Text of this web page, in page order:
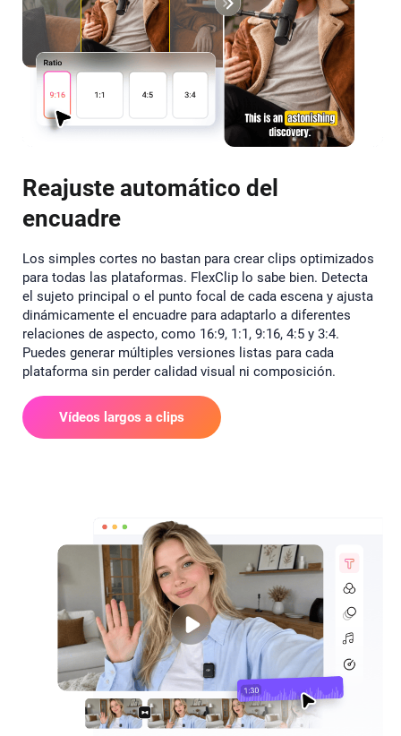
Reajuste automático del
encuadre
Los simples cortes no bastan para crear clips optimizados
para todas las plataformas. FlexClip lo sabe bien. Detecta
el sujeto principal o el punto focal de cada escena y ajusta
dinámicamente el encuadre para adaptarlo a diferentes
relaciones de aspecto, como 16:9, 1:1, 9:16, 4:5 y 3:4.
Puedes generar múltiples versiones listas para cada
plataforma sin perder calidad visual ni composición.
Vídeos largos a clips